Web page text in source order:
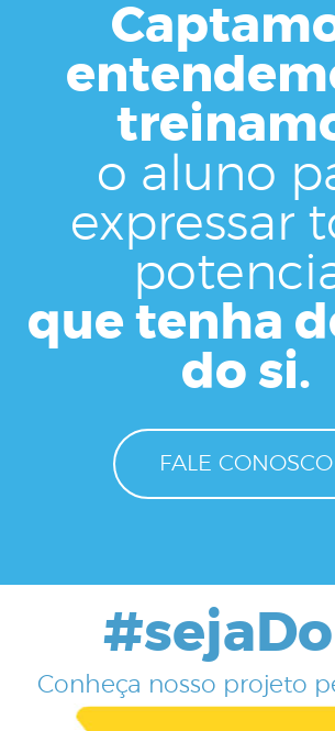
o aluno
expressar
que tenha
do si.
FALE CONOSCO
Conheça nosso projeto